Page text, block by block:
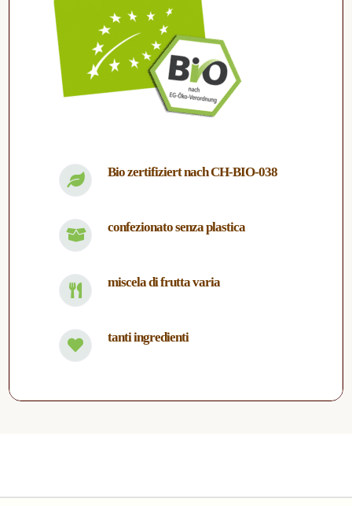
Bio zertifiziert nach CH-BIO-038
confezionato senza plastica
miscela di frutta varia
tanti ingredienti